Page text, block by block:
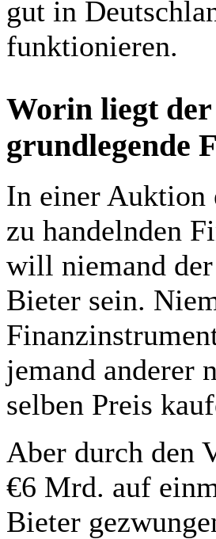
gut in
funktionieren.
Worin liegt der
grundlegende
In einer Auktion
zu handelnden
will niemand
Bieter sein.
jemand anderer
selben Preis
Aber durch den
€6 Mrd. auf
Bieter